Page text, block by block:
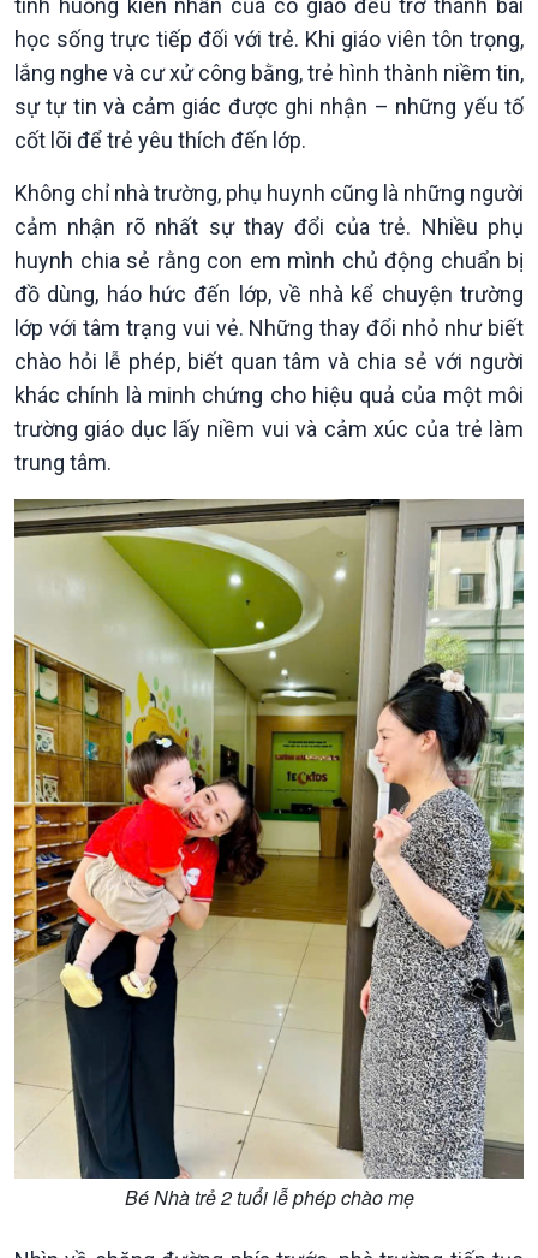
Podcast
Góc nhìn VOV1
Bình luận
10 phút Sự kiện - Luận bàn
Câu chuyện thời sự
Dòng chảy sự kiện
Đối thoại
Diễn đàn chủ nhật
Chuyện đêm
tình huống kiên nhẫn của cô giáo đều trở thành bài
học sống trực tiếp đối với trẻ. Khi giáo viên tôn trọng,
lắng nghe và cư xử công bằng, trẻ hình thành niềm tin,
sự tự tin và cảm giác được ghi nhận – những yếu tố
cốt lõi để trẻ yêu thích đến lớp.
Không chỉ nhà trường, phụ huynh cũng là những người
cảm nhận rõ nhất sự thay đổi của trẻ. Nhiều phụ
huynh chia sẻ rằng con em mình chủ động chuẩn bị
đồ dùng, háo hức đến lớp, về nhà kể chuyện trường
lớp với tâm trạng vui vẻ. Những thay đổi nhỏ như biết
chào hỏi lễ phép, biết quan tâm và chia sẻ với người
khác chính là minh chứng cho hiệu quả của một môi
trường giáo dục lấy niềm vui và cảm xúc của trẻ làm
trung tâm.
Bé Nhà trẻ 2 tuổi lễ phép chào mẹ